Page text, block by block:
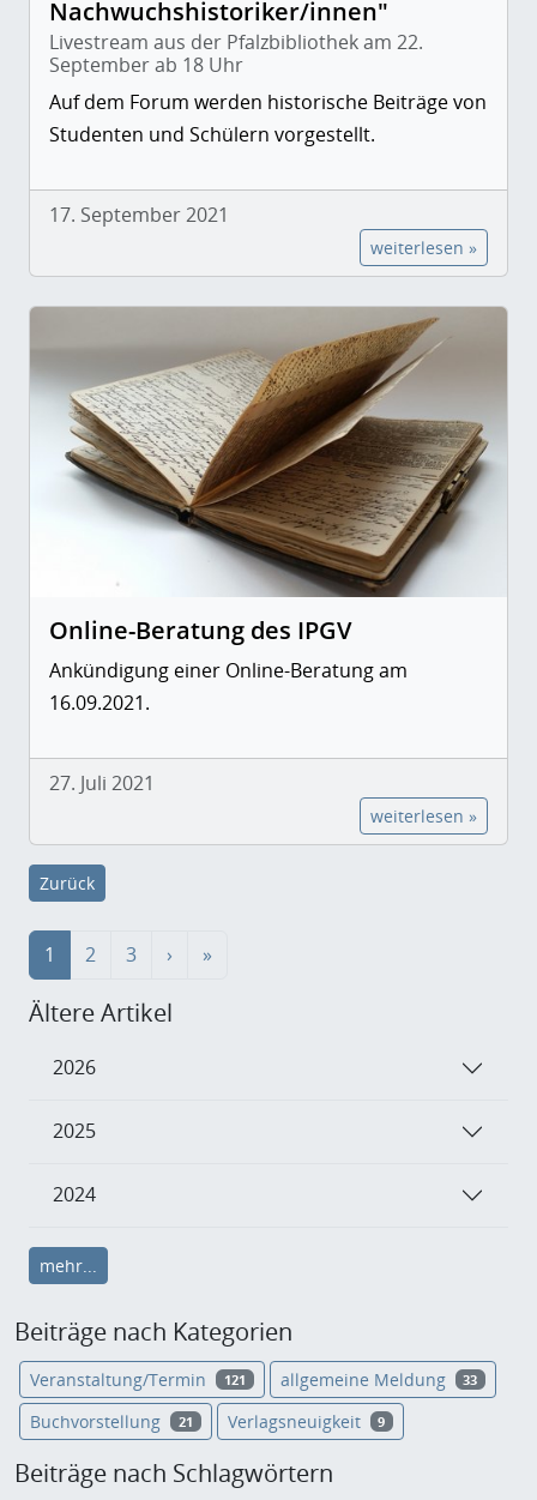
Nachwuchshistoriker/innen"
Livestream aus der Pfalzbibliothek am 22.
September ab 18 Uhr
Auf dem Forum werden historische Beiträge von
Studenten und Schülern vorgestellt.
17. September 2021
weiterlesen »
Online-Beratung des IPGV
Ankündigung einer Online-Beratung am
16.09.2021.
27. Juli 2021
weiterlesen »
Zurück
1 2 3 › »
Ältere Artikel
2026
2025
2024
mehr...
Beiträge nach Kategorien
Veranstaltung/Termin 121 allgemeine Meldung 33
Buchvorstellung 21 Verlagsneuigkeit 9
Beiträge nach Schlagwörtern